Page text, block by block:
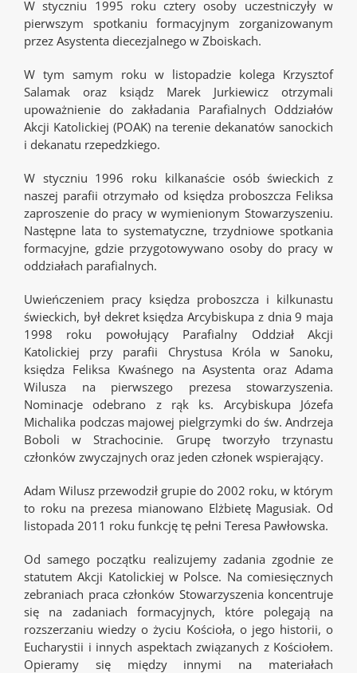
W styczniu 1995 roku cztery osoby uczestniczyły w
pierwszym spotkaniu formacyjnym zorganizowanym
przez Asystenta diecezjalnego w Zboiskach.
W tym samym roku w listopadzie kolega Krzysztof
Salamak oraz ksiądz Marek Jurkiewicz otrzymali
upoważnienie do zakładania Parafialnych Oddziałów
Akcji Katolickiej (POAK) na terenie dekanatów sanockich
i dekanatu rzepedzkiego.
W styczniu 1996 roku kilkanaście osób świeckich z
naszej parafii otrzymało od księdza proboszcza Feliksa
zaproszenie do pracy w wymienionym Stowarzyszeniu.
Następne lata to systematyczne, trzydniowe spotkania
formacyjne, gdzie przygotowywano osoby do pracy w
oddziałach parafialnych.
Uwieńczeniem pracy księdza proboszcza i kilkunastu
świeckich, był dekret księdza Arcybiskupa z dnia 9 maja
1998 roku powołujący Parafialny Oddział Akcji
Katolickiej przy parafii Chrystusa Króla w Sanoku,
księdza Feliksa Kwaśnego na Asystenta oraz Adama
Wilusza na pierwszego prezesa stowarzyszenia.
Nominacje odebrano z rąk ks. Arcybiskupa Józefa
Michalika podczas majowej pielgrzymki do św. Andrzeja
Boboli w Strachocinie. Grupę tworzyło trzynastu
członków zwyczajnych oraz jeden członek wspierający.
Adam Wilusz przewodził grupie do 2002 roku, w którym
to roku na prezesa mianowano Elżbietę Magusiak. Od
listopada 2011 roku funkcję tę pełni Teresa Pawłowska.
Od samego początku realizujemy zadania zgodnie ze
statutem Akcji Katolickiej w Polsce. Na comiesięcznych
zebraniach praca członków Stowarzyszenia koncentruje
się na zadaniach formacyjnych, które polegają na
rozszerzaniu wiedzy o życiu Kościoła, o jego historii, o
Eucharystii i innych aspektach związanych z Kościołem.
Opieramy się między innymi na materiałach